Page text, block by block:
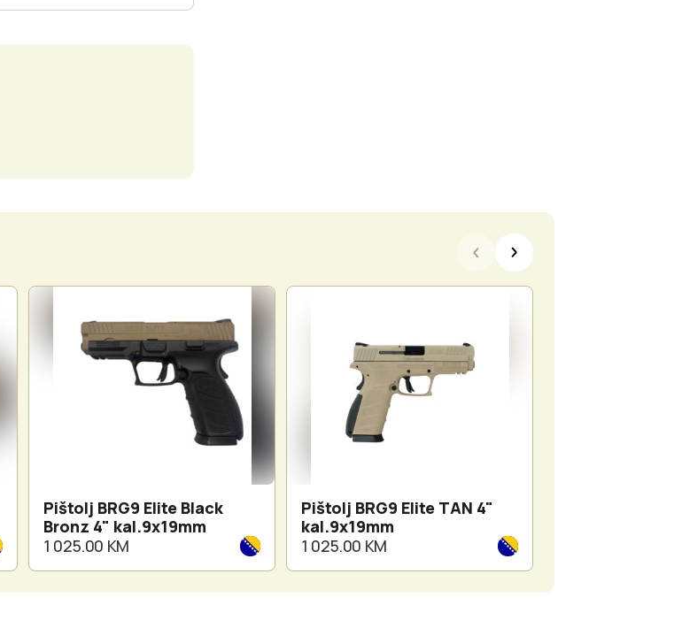
Pištolj BRG9 Elite Black
Bronz 4" kal.9x19mm
1 025.00 KM
Pištolj BRG9 Elite TAN 4"
kal.9x19mm
1 025.00 KM